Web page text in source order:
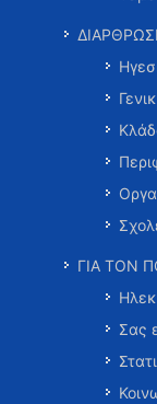
ΓΙΑ ΤΟΝ
Σας